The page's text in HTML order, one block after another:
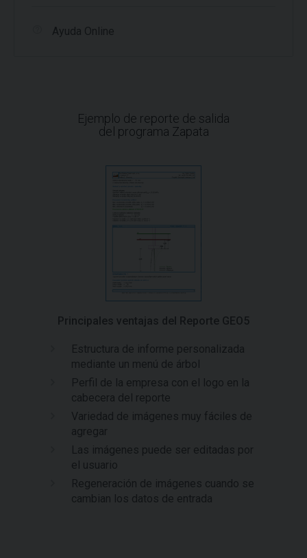
Ayuda Online
Ejemplo de reporte de salida
del programa Zapata
Principales ventajas del Reporte GEO5
Estructura de informe personalizada
mediante un menú de árbol
Perfil de la empresa con el logo en la
cabecera del reporte
Variedad de imágenes muy fáciles de
agregar
Las imágenes puede ser editadas por
el usuario
Regeneración de imágenes cuando se
cambian los datos de entrada